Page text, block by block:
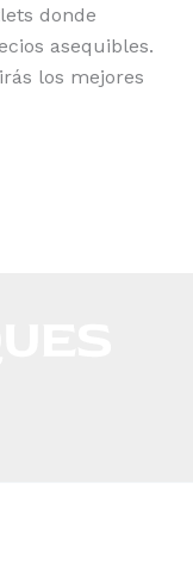
donde
asequibles.
los mejores